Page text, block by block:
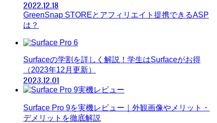
2022.12.18
GreenSnap STOREとアフィリエイト提携できるASP
は？
Surfaceの学割を詳しく解説！学生はSurfaceがお得
（2023年12月更新）
2023.12.01
Surface Pro 9を実機レビュー｜外観画像やメリット・
デメリットを徹底解説